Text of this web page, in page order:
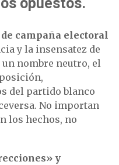
opuestos.
campaña electoral
y la insensatez de
nombre neutro, el
del partido blanco
No importan
los hechos, no
y